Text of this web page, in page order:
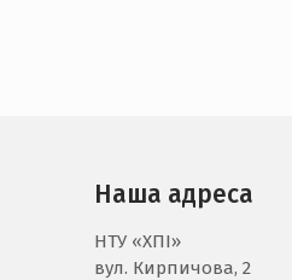
Наша адреса
НТУ «ХПI»
вул. Кирпичова, 2